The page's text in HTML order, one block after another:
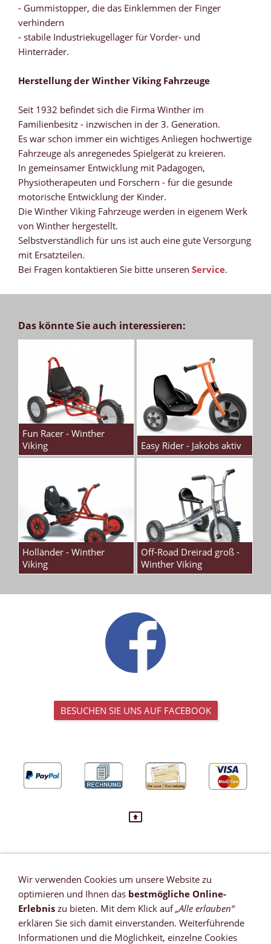
- Gummistopper, die das Einklemmen der Finger
verhindern
- stabile Industriekugellager für Vorder- und
Hinterräder.
Herstellung der Winther Viking Fahrzeuge
Seit 1932 befindet sich die Firma Winther im
Familienbesitz - inzwischen in der 3. Generation.
Es war schon immer ein wichtiges Anliegen hochwertige
Fahrzeuge als anregenedes Spielgerät zu kreieren.
In gemeinsamer Entwicklung mit Pädagogen,
Physiotherapeuten und Forschern - für die gesunde
motorische Entwicklung der Kinder.
Die Winther Viking Fahrzeuge werden in eigenem Werk
von Winther hergestellt.
Selbstverständlich für uns ist auch eine gute Versorgung
mit Ersatzteilen.
Bei Fragen kontaktieren Sie bitte unseren Service.
Das könnte Sie auch interessieren:
Fun Racer - Winther
Viking
Easy Rider - Jakobs aktiv
Holländer - Winther
Viking
Off-Road Dreirad groß -
Winther Viking
BESUCHEN SIE UNS AUF FACEBOOK
VERTRAG WIDERRUFEN
Newsletter
Referenzen
Zahlungsmöglichkeiten
Wir verwenden Cookies um unsere Website zu
optimieren und Ihnen das bestmögliche Online-
Erlebnis zu bieten. Mit dem Klick auf„Alle erlauben“
erklären Sie sich damit einverstanden. Weiterführende
Informationen und die Möglichkeit, einzelne Cookies